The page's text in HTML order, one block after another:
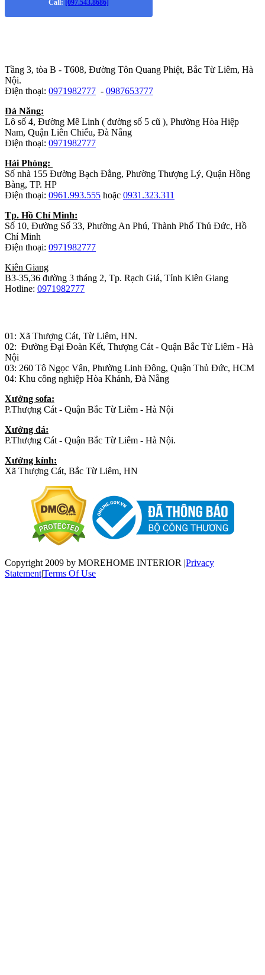
Call: [097.543.8686]
Tầng 3, tòa B - T608, Đường Tôn Quang Phiệt, Bắc Từ Liêm, Hà
Nội.
Điện thoại: 0971982777 - 0987653777
Đà Năng:
Lô số 4, Đường Mê Linh ( đường số 5 cũ ), Phường Hòa Hiệp
Nam, Quận Liên Chiểu, Đà Nẵng
Điện thoại: 0971982777
Hải Phòng:
Số nhà 155 Đường Bạch Đằng, Phường Thượng Lý, Quận Hồng
Bàng, TP. HP
Điện thoại: 0961.993.555 hoặc 0931.323.311
Tp. Hồ Chí Minh:
Số 10, Đường Số 33, Phường An Phú, Thành Phố Thủ Đức, Hồ
Chí Minh
Điện thoại: 0971982777
Kiên Giang
B3-35,36 đường 3 tháng 2, Tp. Rạch Giá, Tỉnh Kiên Giang
Hotline: 0971982777
01: Xã Thượng Cát, Từ Liêm, HN.
02: Đường Đại Đoàn Kết, Thượng Cát - Quận Bắc Từ Liêm - Hà
Nội
03: 260 Tô Ngọc Vân, Phường Linh Đông, Quận Thủ Đức, HCM
04: Khu công nghiệp Hòa Khánh, Đà Nẵng
Xưởng sofa:
P.Thượng Cát - Quận Bắc Từ Liêm - Hà Nội
Xưởng đá:
P.Thượng Cát - Quận Bắc Từ Liêm - Hà Nội.
Xưởng kính:
Xã Thượng Cát, Bắc Từ Liêm, HN
Copyright 2009 by MOREHOME INTERIOR |Privacy
Statement|Terms Of Use